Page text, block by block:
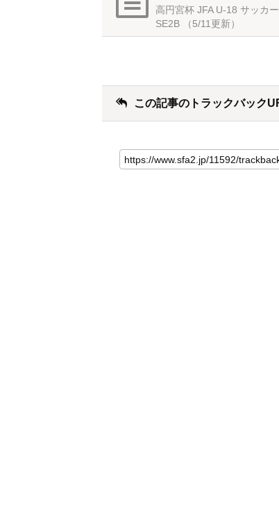
高円宮杯 JFA U-18 サッカ
SE2B （5/11更新）
この記事のトラックバック